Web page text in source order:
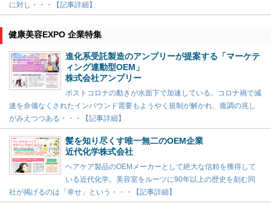
に対し・・・【記事詳細】
健康美容EXPO 企業特集
進化系受託製造のアンプリーが提案する「マーケテ
ィング連動型OEM」
株式会社アンプリー
ポストコロナの動きが水面下で加速している。コロナ禍で減
速を余儀なくされたインバウンド需要もようやく規制が解かれ、復調の兆し
がみえつつある・・・【記事詳細】
髪を知り尽くす唯一無二のOEM企業
近代化学株式会社
ヘアケア製品のOEMメーカーとして絶大な信頼を獲得して
いる近代化学。美容室をルーツに90年以上の歴史を刻む同
社が掲げるのは「幸せ」という・・・【記事詳細】